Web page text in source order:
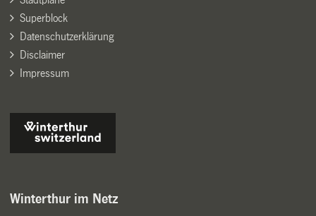
Superblock
Datenschutzerklärung
Disclaimer
Impressum
Winterthur im Netz